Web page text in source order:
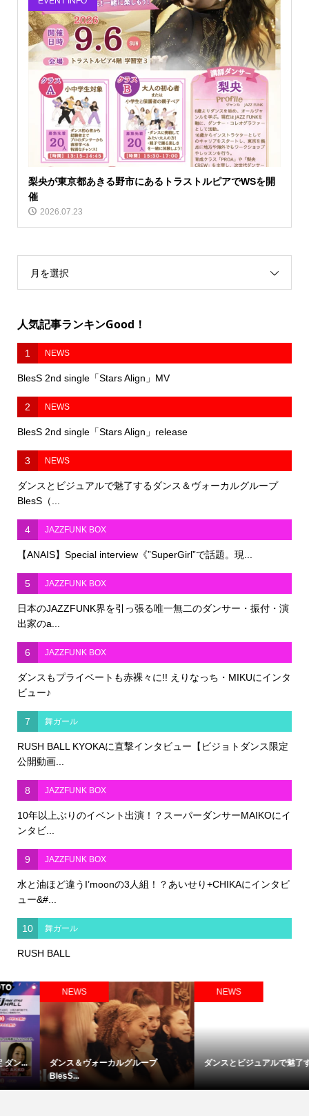
梨央が東京都あきる野市にあるトラストルピアでWSを開
催
2026.07.23
月を選択
人気記事ランキンGood！
1 NEWS
BlesS 2nd single「Stars Align」MV
2 NEWS
BlesS 2nd single「Stars Align」release
3 NEWS
ダンスとビジュアルで魅了するダンス＆ヴォーカルグループ
BlesS（...
4 JAZZFUNK BOX
【ANAIS】Special interview《”SuperGirl”で話題。現...
5 JAZZFUNK BOX
日本のJAZZFUNK界を引っ張る唯一無二のダンサー・振付・演
出家のa...
6 JAZZFUNK BOX
ダンスもプライベートも赤裸々に!! えりなっち・MIKUにインタ
ビュー♪
7 舞ガール
RUSH BALL KYOKAに直撃インタビュー【ビジョトダンス限定
公開動画...
8 JAZZFUNK BOX
10年以上ぶりのイベント出演！？スーパーダンサーMAIKOにイ
ンタビ...
9 JAZZFUNK BOX
水と油ほど違うI’moonの3人組！？あいせり+CHIKAにインタビ
ュー&#...
10 舞ガール
RUSH BALL
NEWS
ダンスとビジュアルで魅了するダ...
EVENT INFO
2026年3月20日（金・祝）開催カ
ル...